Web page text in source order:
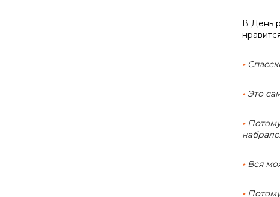
В День
•
•Это
•Потому
• Вся
•Потому